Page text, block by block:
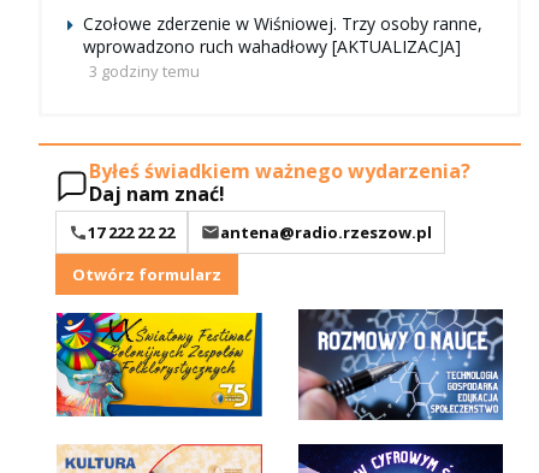
Czołowe zderzenie w Wiśniowej. Trzy osoby ranne,
wprowadzono ruch wahadłowy [AKTUALIZACJA]
3 godziny temu
Byłeś świadkiem ważnego wydarzenia?
Daj nam znać!
17 222 22 22
antena@radio.rzeszow.pl
Otwórz formularz